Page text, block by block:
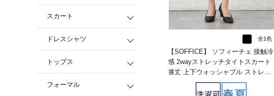
スカート
ドレスシャツ
トップス
フォーマル
全1色
【SOFFICE】 ソフィーチェ 接触冷
感 2wayストレッチタイトスカート
膝丈 上下ウォッシャブル ストレッ
チ 冷感 春夏【レディース】